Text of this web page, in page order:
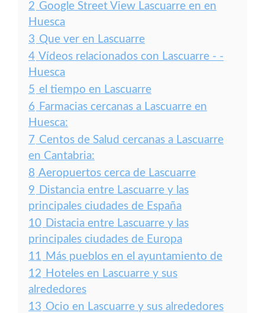
2 Google Street View Lascuarre en en
Huesca
3 Que ver en Lascuarre
4 Vídeos relacionados con Lascuarre - -
Huesca
5 el tiempo en Lascuarre
6 Farmacias cercanas a Lascuarre en
Huesca:
7 Centos de Salud cercanas a Lascuarre
en Cantabria:
8 Aeropuertos cerca de Lascuarre
9 Distancia entre Lascuarre y las
principales ciudades de España
10 Distacia entre Lascuarre y las
principales ciudades de Europa
11 Más pueblos en el ayuntamiento de
12 Hoteles en Lascuarre y sus
alrededores
13 Ocio en Lascuarre y sus alrededores